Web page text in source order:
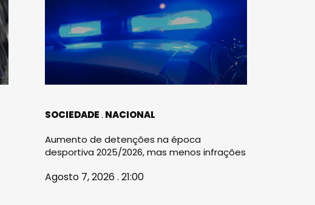
SOCIEDADE NACIONAL
Aumento de detenções na época
desportiva 2025/2026, mas menos infrações
Agosto 7, 2026 . 21:00